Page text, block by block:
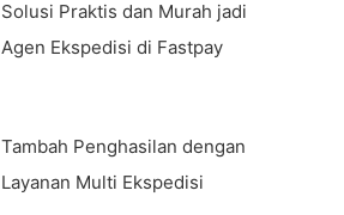
Solusi Praktis dan Murah jadi
Agen Ekspedisi di Fastpay
Tambah Penghasilan dengan
Layanan Multi Ekspedisi